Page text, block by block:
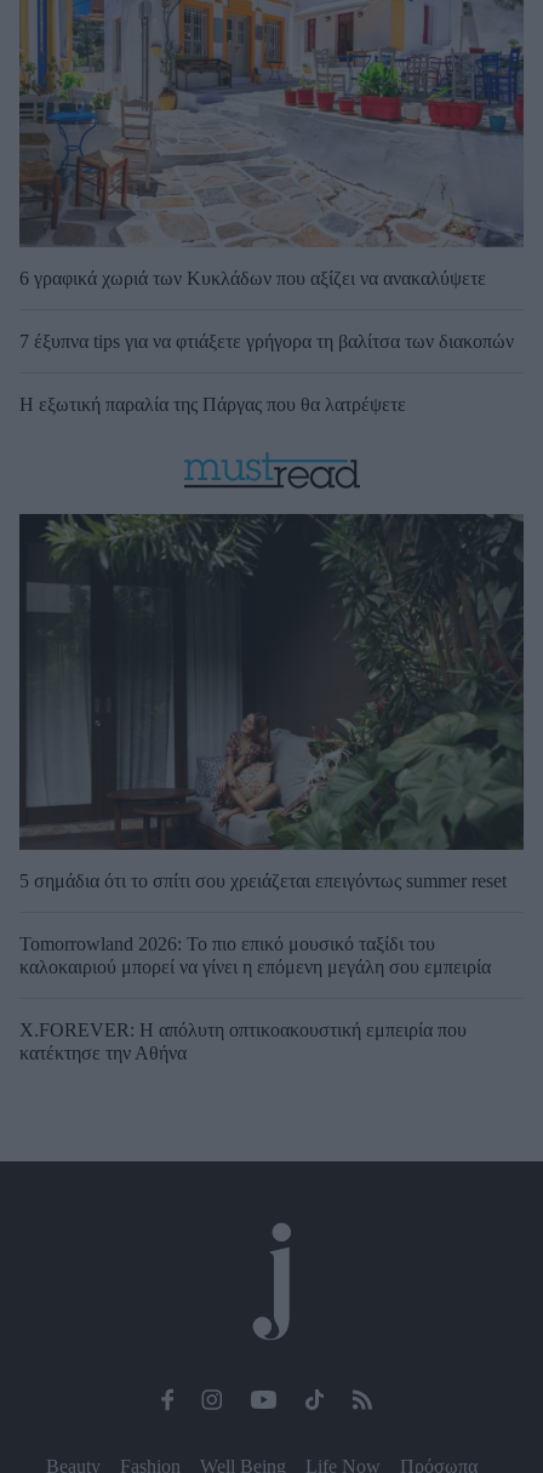
6 γραφικά χωριά των Κυκλάδων που αξίζει να ανακαλύψετε
7 έξυπνα tips για να φτιάξετε γρήγορα τη βαλίτσα των διακοπών
Η εξωτική παραλία της Πάργας που θα λατρέψετε
5 σημάδια ότι το σπίτι σου χρειάζεται επειγόντως summer reset
Tomorrowland 2026: Το πιο επικό μουσικό ταξίδι του
καλοκαιριού μπορεί να γίνει η επόμενη μεγάλη σου εμπειρία
X.FOREVER: Η απόλυτη οπτικοακουστική εμπειρία που
κατέκτησε την Αθήνα
Beauty Fashion Well Being Life Now Πρόσωπα